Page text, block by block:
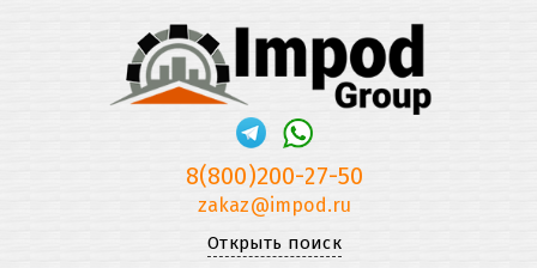
8(800)200-27-50
zakaz@impod.ru
Открыть поиск